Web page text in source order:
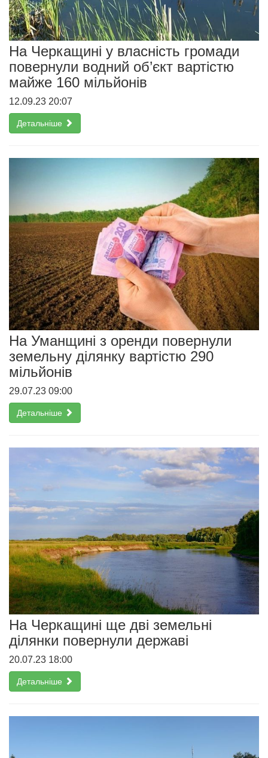
На Черкащині у власність громади
повернули водний об’єкт вартістю
майже 160 мільйонів
12.09.23 20:07
Детальніше
На Уманщині з оренди повернули
земельну ділянку вартістю 290
мільйонів
29.07.23 09:00
Детальніше
На Черкащині ще дві земельні
ділянки повернули державі
20.07.23 18:00
Детальніше